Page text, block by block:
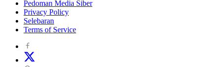
Pedoman Media Siber
Privacy Policy
Selebaran
Terms of Service